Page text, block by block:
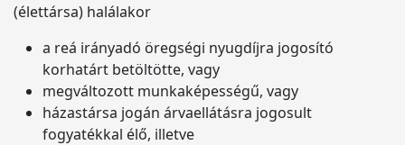
(élettársa) halálakor
a reá irányadó öregségi nyugdíjra jogosító
korhatárt betöltötte, vagy
megváltozott munkaképességű, vagy
házastársa jogán árvaellátásra jogosult
fogyatékkal élő, illetve